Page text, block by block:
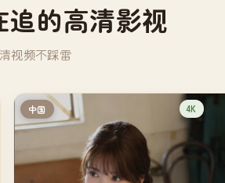
追的高清影视
视频不踩雷
中国 4K